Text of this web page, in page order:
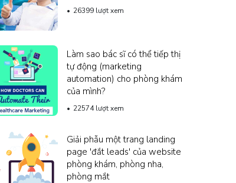
26399 lượt xem
Làm sao bác sĩ có thể tiếp thị
tự động (marketing
automation) cho phòng khám
của mình?
22574 lượt xem
Giải phẫu một trang landing
page 'đắt leads' của website
phòng khám, phòng nha,
phòng mắt